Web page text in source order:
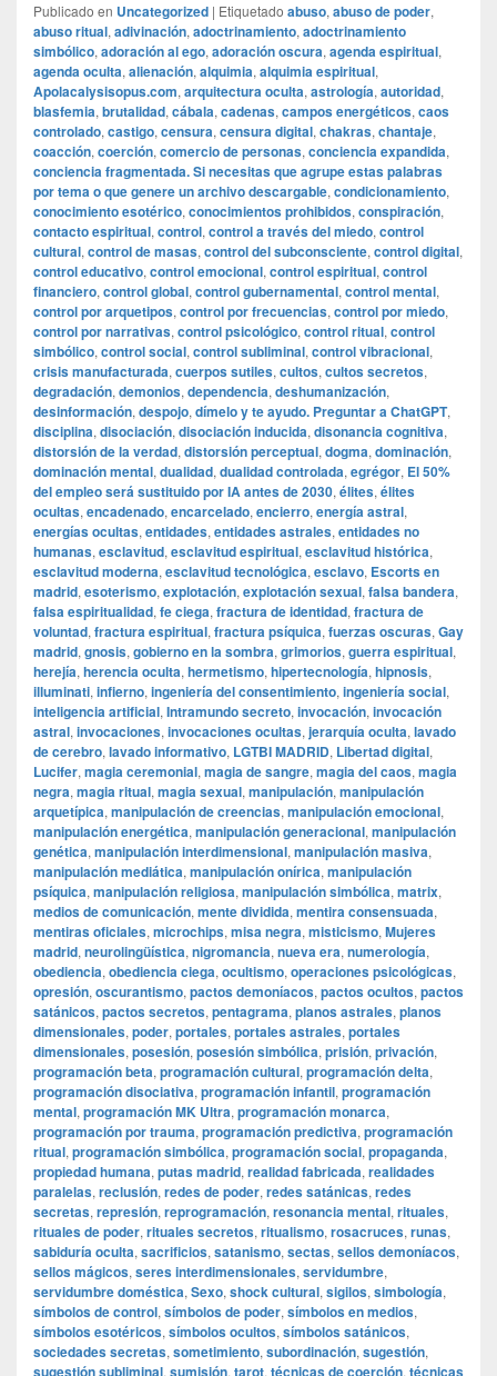
Publicado en Uncategorized | Etiquetado abuso, abuso de poder,
abuso ritual, adivinación, adoctrinamiento, adoctrinamiento
simbólico, adoración al ego, adoración oscura, agenda espiritual,
agenda oculta, alienación, alquimia, alquimia espiritual,
Apolacalysisopus.com, arquitectura oculta, astrología, autoridad,
blasfemia, brutalidad, cábala, cadenas, campos energéticos, caos
controlado, castigo, censura, censura digital, chakras, chantaje,
coacción, coerción, comercio de personas, conciencia expandida,
conciencia fragmentada. Si necesitas que agrupe estas palabras
por tema o que genere un archivo descargable, condicionamiento,
conocimiento esotérico, conocimientos prohibidos, conspiración,
contacto espiritual, control, control a través del miedo, control
cultural, control de masas, control del subconsciente, control digital,
control educativo, control emocional, control espiritual, control
financiero, control global, control gubernamental, control mental,
control por arquetipos, control por frecuencias, control por miedo,
control por narrativas, control psicológico, control ritual, control
simbólico, control social, control subliminal, control vibracional,
crisis manufacturada, cuerpos sutiles, cultos, cultos secretos,
degradación, demonios, dependencia, deshumanización,
desinformación, despojo, dímelo y te ayudo. Preguntar a ChatGPT,
disciplina, disociación, disociación inducida, disonancia cognitiva,
distorsión de la verdad, distorsión perceptual, dogma, dominación,
dominación mental, dualidad, dualidad controlada, egrégor, El 50%
del empleo será sustituido por IA antes de 2030, élites, élites
ocultas, encadenado, encarcelado, encierro, energía astral,
energías ocultas, entidades, entidades astrales, entidades no
humanas, esclavitud, esclavitud espiritual, esclavitud histórica,
esclavitud moderna, esclavitud tecnológica, esclavo, Escorts en
madrid, esoterismo, explotación, explotación sexual, falsa bandera,
falsa espiritualidad, fe ciega, fractura de identidad, fractura de
voluntad, fractura espiritual, fractura psíquica, fuerzas oscuras, Gay
madrid, gnosis, gobierno en la sombra, grimorios, guerra espiritual,
herejía, herencia oculta, hermetismo, hipertecnología, hipnosis,
illuminati, infierno, ingeniería del consentimiento, ingeniería social,
inteligencia artificial, Intramundo secreto, invocación, invocación
astral, invocaciones, invocaciones ocultas, jerarquía oculta, lavado
de cerebro, lavado informativo, LGTBI MADRID, Libertad digital,
Lucifer, magia ceremonial, magia de sangre, magia del caos, magia
negra, magia ritual, magia sexual, manipulación, manipulación
arquetípica, manipulación de creencias, manipulación emocional,
manipulación energética, manipulación generacional, manipulación
genética, manipulación interdimensional, manipulación masiva,
manipulación mediática, manipulación onírica, manipulación
psíquica, manipulación religiosa, manipulación simbólica, matrix,
medios de comunicación, mente dividida, mentira consensuada,
mentiras oficiales, microchips, misa negra, misticismo, Mujeres
madrid, neurolingüística, nigromancia, nueva era, numerología,
obediencia, obediencia ciega, ocultismo, operaciones psicológicas,
opresión, oscurantismo, pactos demoníacos, pactos ocultos, pactos
satánicos, pactos secretos, pentagrama, planos astrales, planos
dimensionales, poder, portales, portales astrales, portales
dimensionales, posesión, posesión simbólica, prisión, privación,
programación beta, programación cultural, programación delta,
programación disociativa, programación infantil, programación
mental, programación MK Ultra, programación monarca,
programación por trauma, programación predictiva, programación
ritual, programación simbólica, programación social, propaganda,
propiedad humana, putas madrid, realidad fabricada, realidades
paralelas, reclusión, redes de poder, redes satánicas, redes
secretas, represión, reprogramación, resonancia mental, rituales,
rituales de poder, rituales secretos, ritualismo, rosacruces, runas,
sabiduría oculta, sacrificios, satanismo, sectas, sellos demoníacos,
sellos mágicos, seres interdimensionales, servidumbre,
servidumbre doméstica, Sexo, shock cultural, sigilos, simbología,
símbolos de control, símbolos de poder, símbolos en medios,
símbolos esotéricos, símbolos ocultos, símbolos satánicos,
sociedades secretas, sometimiento, subordinación, sugestión,
sugestión subliminal, sumisión, tarot, técnicas de coerción, técnicas